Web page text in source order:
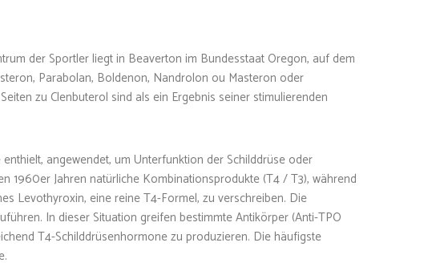
der Sportler liegt in Beaverton im Bundesstaat Oregon, auf dem
Parabolan, Boldenon, Nandrolon ou Masteron oder
zu Clenbuterol sind als ein Ergebnis seiner stimulierenden
angewendet, um Unterfunktion der Schilddrüse oder
1960er Jahren natürliche Kombinationsprodukte (T4 / T3), während
Levothyroxin, eine reine T4-Formel, zu verschreiben. Die
In dieser Situation greifen bestimmte Antikörper (Anti-TPO
T4-Schilddrüsenhormone zu produzieren. Die häufigste